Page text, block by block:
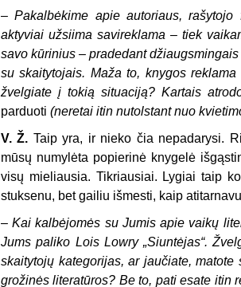
–Pakalbėkime apie autoriaus,
aktyviai užsiima savireklama – tiek
savo kūrinius– pradedant
su skaitytojais. Maža to, knygos reklama
žvelgiate į tokią situaciją? Kartais
parduoti (neretai itin nutolstant nuo
V. Ž. Taip yra, ir nieko čia nepadarysi.
mūsų numylėta popierinė knygelė
visų mieliausia. Tikriausiai. Lygiai taip
stuksenu, bet gailiu išmesti, kaip
–Kai kalbėjomės su Jumis apie vaikų
Jums paliko Lois Lowry„Siuntėjas“.
skaitytojų kategorijas, ar jaučiate,
grožinės literatūros? Be to, pati esate itin